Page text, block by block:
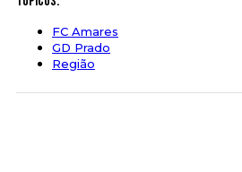
FC Amares
GD Prado
Região